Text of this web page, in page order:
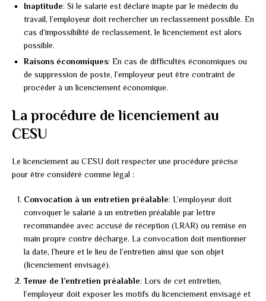
Inaptitude: Si le salarié est déclaré inapte par le médecin du
travail, l’employeur doit rechercher un reclassement possible. En
cas d’impossibilité de reclassement, le licenciement est alors
possible.
Raisons économiques: En cas de difficultés économiques ou
de suppression de poste, l’employeur peut être contraint de
procéder à un licenciement économique.
La procédure de licenciement au
CESU
Le licenciement au CESU doit respecter une procédure précise
pour être considéré comme légal :
Convocation à un entretien préalable: L’employeur doit
convoquer le salarié à un entretien préalable par lettre
recommandée avec accusé de réception (LRAR) ou remise en
main propre contre décharge. La convocation doit mentionner
la date, l’heure et le lieu de l’entretien ainsi que son objet
(licenciement envisagé).
Tenue de l’entretien préalable: Lors de cet entretien,
l’employeur doit exposer les motifs du licenciement envisagé et